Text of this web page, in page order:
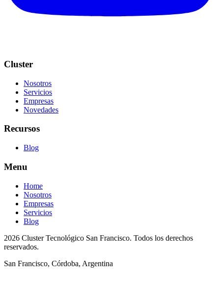
Cluster
Nosotros
Servicios
Empresas
Novedades
Recursos
Blog
Menu
Home
Nosotros
Empresas
Servicios
Blog
2026 Cluster Tecnológico San Francisco. Todos los derechos
reservados.
San Francisco, Córdoba, Argentina